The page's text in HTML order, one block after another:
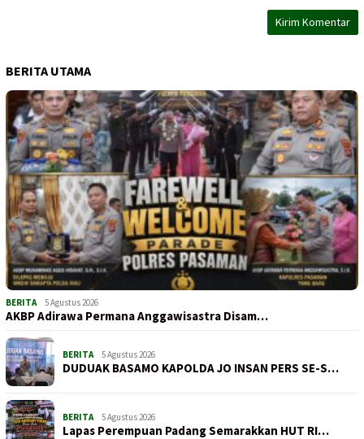
BERITA UTAMA
BERITA 5 Agustus 2026
AKBP Adirawa Permana Anggawisastra Disam…
BERITA 5 Agustus 2026
DUDUAK BASAMO KAPOLDA JO INSAN PERS SE-S…
BERITA 5 Agustus 2026
Lapas Perempuan Padang Semarakkan HUT RI…